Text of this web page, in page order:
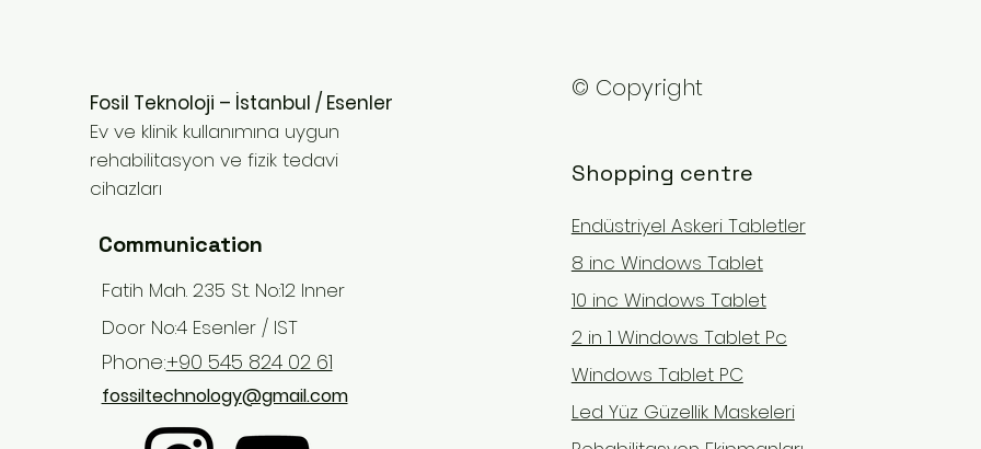
Fosil Teknoloji – İstanbul / Esenler
Ev ve klinik kullanımına uygun
rehabilitasyon ve fizik tedavi
cihazları
Communication
Fatih Mah. 235 St. No:12 Inner
Door No:4 Esenler / IST
Phone:+90 545 824 02 61
fossiltechnology@gmail.com
© Copyright
Shopping centre
Endüstriyel Askeri Tabletler
8 inc Windows Tablet
10 inc Windows Tablet
2 in 1 Windows Tablet Pc
Windows Tablet PC
Led Yüz Güzellik Maskeleri